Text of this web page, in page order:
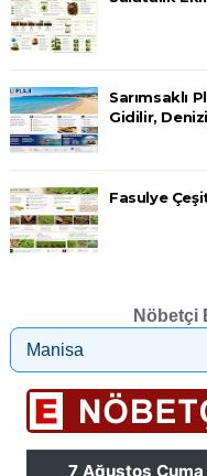
Sarımsaklı
Gidilir, Denizi
Fasulye
Nöbetçi